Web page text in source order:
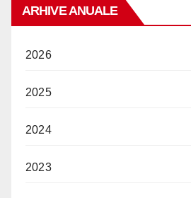
ARHIVE ANUALE
2026
2025
2024
2023